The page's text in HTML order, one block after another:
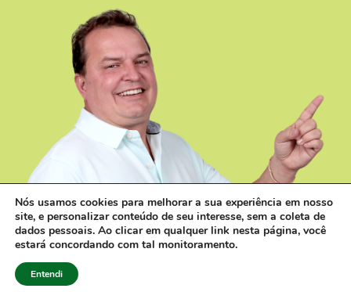
Nós usamos cookies para melhorar a sua experiência em nosso
site, e personalizar conteúdo de seu interesse, sem a coleta de
dados pessoais. Ao clicar em qualquer link nesta página, você
estará concordando com tal monitoramento.
Entendi